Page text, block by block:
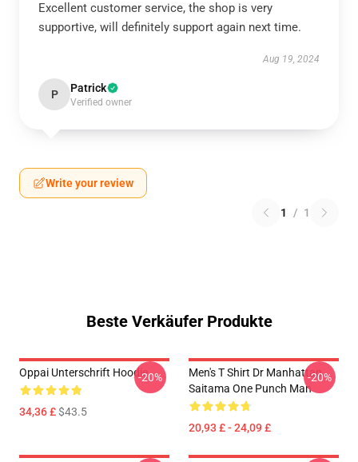
Excellent customer service, the shop is very
supportive, will definitely support again next time.
Aug 19, 2024
P Patrick
Verified owner
Write your review
1 / 1
Beste Verkäufer Produkte
Oppai Unterschrift Hoodie
34,36 £$43.5
-20%
Men's T Shirt Dr Manhattan
Saitama One Punch Man
20,93 £ - 24,09 £
-20%